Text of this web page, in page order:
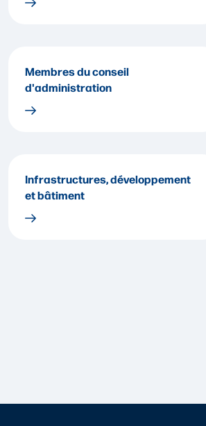
Membres du conseil
d'administration
Infrastructures, développement
et bâtiment